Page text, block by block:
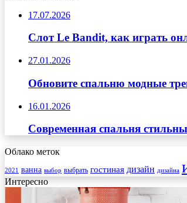
17.07.2026
Слот Le Bandit, как играть
27.01.2026
Обновите спальню модные
16.01.2026
Современная спальня
Облако меток
2021 ванна выбор выбрать гостиная дизайн дизайна
Интересно